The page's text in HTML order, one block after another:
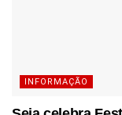
INFORMAÇÃO